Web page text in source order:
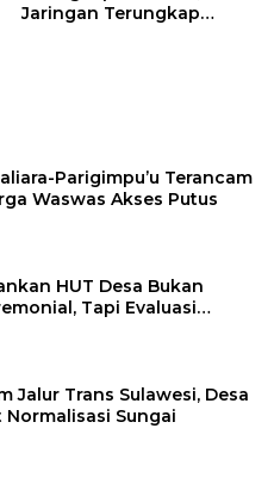
Jaringan Terungkap
Parigimpu’u Terancam
Waswas Akses Putus
HUT Desa Bukan
Tapi Evaluasi
Jalur Trans Sulawesi, Desa
Normalisasi Sungai